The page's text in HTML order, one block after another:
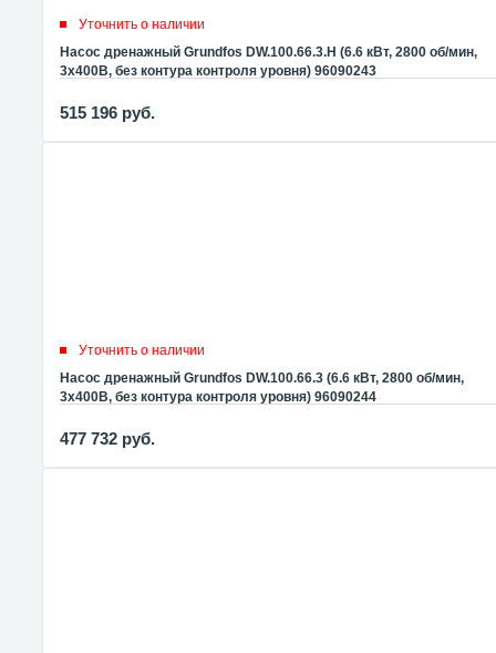
Уточнить о наличии
Насос дренажный Grundfos DW.100.66.3.H (6.6 кВт, 2800 об/мин,
3x400В, без контура контроля уровня) 96090243
515 196 руб.
Уточнить о наличии
Насос дренажный Grundfos DW.100.66.3 (6.6 кВт, 2800 об/мин,
3x400В, без контура контроля уровня) 96090244
477 732 руб.